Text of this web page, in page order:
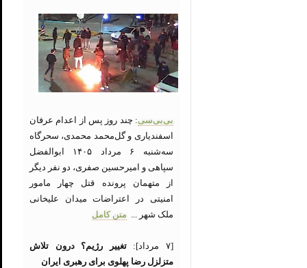
بی‌بی‌سی: چند روز پس از اعدام عرفان
اسفندیاری و گل‌محمد محمدی، سحرگاه
سه‌شنبه ۶ مرداد ۱۴۰۵ ابوالفضل
سپاهی و امیرحسین صفری، دو نفر دیگر
از متهمان پرونده قتل چهار مامور
امنیتی در اعتراضات میدان علیخانی
ملک شهر ... متن کامل
[۷ مرداد]:
تغییر رژیم؟ درون تلاش
متزلزل رضا پهلوی برای رهبری ایران